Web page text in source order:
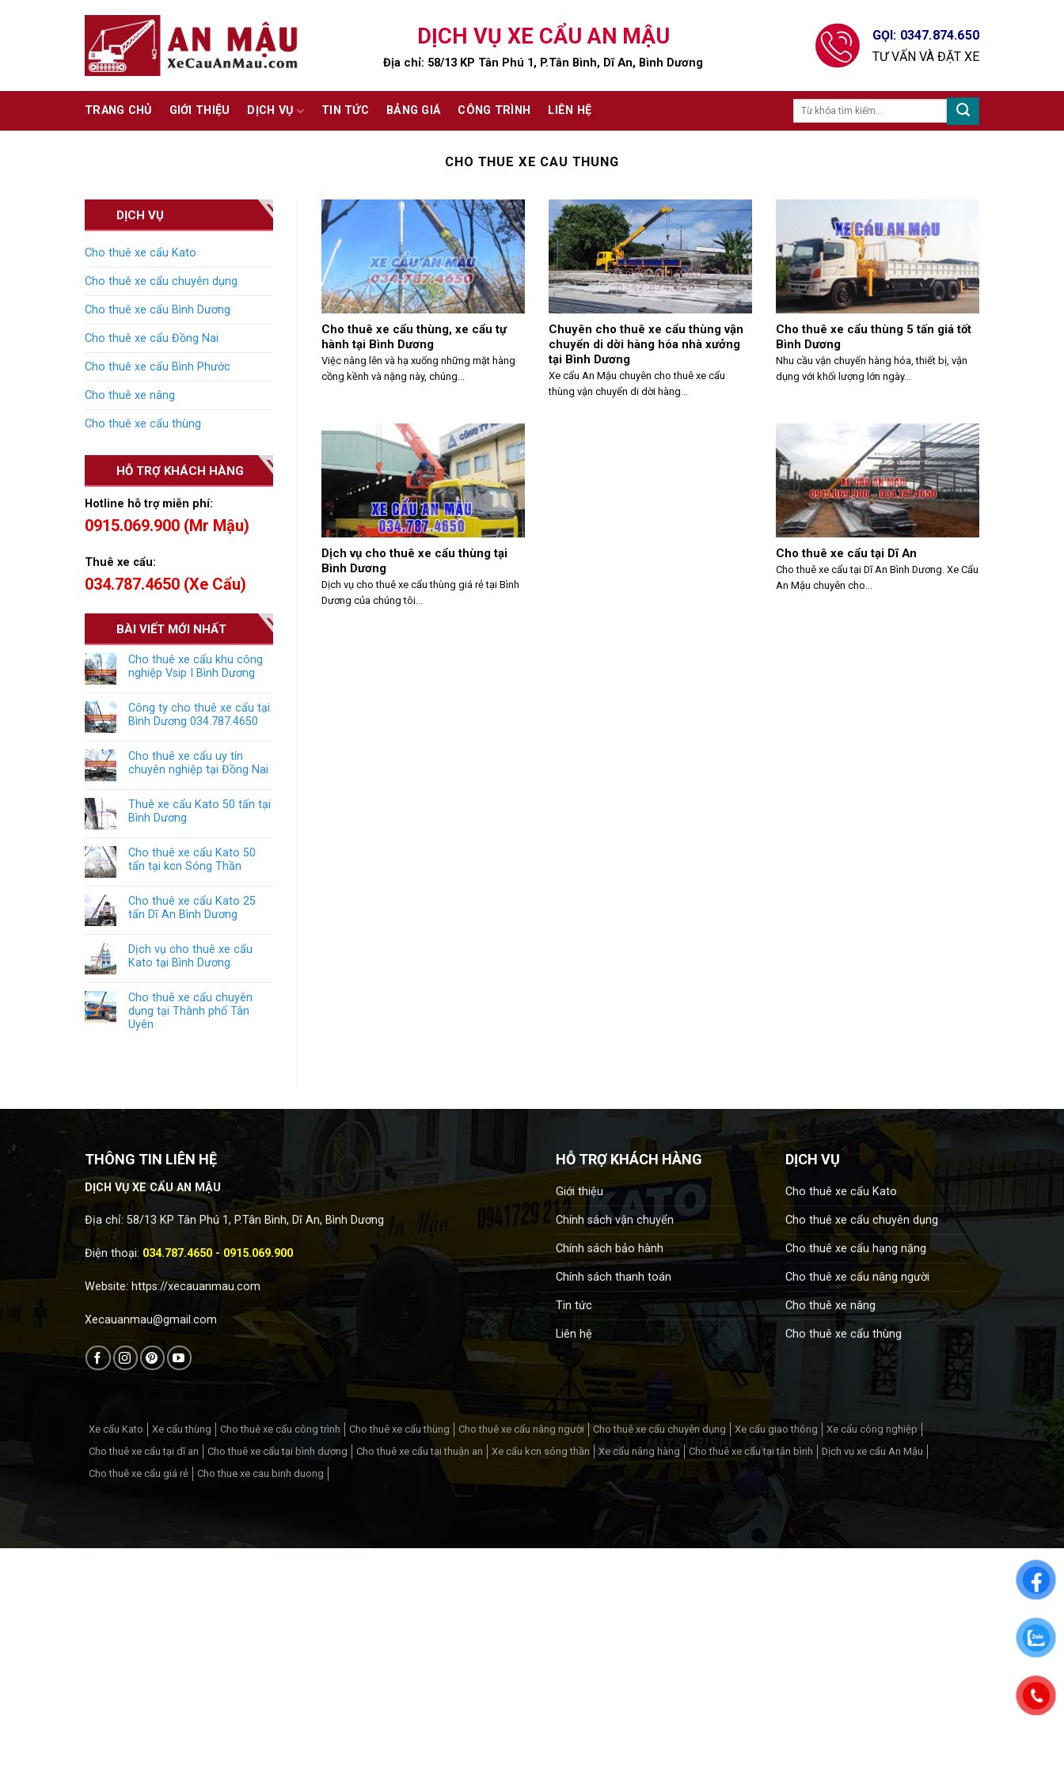
DỊCH VỤ XE CẨU AN MẬU
Địa chỉ: 58/13 KP Tân Phú 1, P.Tân Bình, Dĩ An, Bình Dương
GỌI: 0347.874.650
TƯ VẤN VÀ ĐẶT XE
TRANG CHỦ GIỚI THIỆU DỊCH VỤ TIN TỨC BẢNG GIÁ CÔNG TRÌNH LIÊN HỆ
CHO THUE XE CAU THUNG
DỊCH VỤ
Cho thuê xe cẩu Kato
Cho thuê xe cẩu chuyên dụng
Cho thuê xe cẩu Bình Dương
Cho thuê xe cẩu Đồng Nai
Cho thuê xe cẩu Bình Phước
Cho thuê xe nâng
Cho thuê xe cẩu thùng
HỖ TRỢ KHÁCH HÀNG
Hotline hỗ trợ miễn phí:
0915.069.900 (Mr Mậu)
Thuê xe cẩu:
034.787.4650 (Xe Cẩu)
BÀI VIẾT MỚI NHẤT
Cho thuê xe cẩu khu công
nghiệp Vsip I Bình Dương
Công ty cho thuê xe cẩu tại
Bình Dương 034.787.4650
Cho thuê xe cẩu uy tín
chuyên nghiệp tại Đồng Nai
Thuê xe cẩu Kato 50 tấn tại
Bình Dương
Cho thuê xe cẩu Kato 50
tấn tại kcn Sóng Thần
Cho thuê xe cẩu Kato 25
tấn Dĩ An Bình Dương
Dịch vụ cho thuê xe cẩu
Kato tại Bình Dương
Cho thuê xe cẩu chuyên
dụng tại Thành phố Tân
Uyên
Cho thuê xe cẩu thùng, xe cẩu tự
hành tại Bình Dương
Việc nâng lên và hạ xuống những mặt hàng
cồng kềnh và nặng này, chúng...
Chuyên cho thuê xe cẩu thùng vận
chuyển di dời hàng hóa nhà xưởng
tại Bình Dương
Xe cẩu An Mậu chuyên cho thuê xe cẩu
thùng vận chuyển di dời hàng...
Cho thuê xe cẩu thùng 5 tấn giá tốt
Bình Dương
Nhu cầu vận chuyển hàng hóa, thiết bị, vận
dụng với khối lượng lớn ngày...
Dịch vụ cho thuê xe cẩu thùng tại
Bình Dương
Dịch vụ cho thuê xe cẩu thùng giá rẻ tại Bình
Dương của chúng tôi...
Cho thuê xe cẩu tại Dĩ An
Cho thuê xe cẩu tại Dĩ An Bình Dương. Xe Cẩu
An Mậu chuyên cho...
THÔNG TIN LIÊN HỆ
DỊCH VỤ XE CẨU AN MẬU
Địa chỉ: 58/13 KP Tân Phú 1, P.Tân Bình, Dĩ An, Bình Dương
Điện thoại: 034.787.4650 - 0915.069.900
Website: https://xecauanmau.com
Xecauanmau@gmail.com
HỖ TRỢ KHÁCH HÀNG
Giới thiệu
Chính sách vận chuyển
Chính sách bảo hành
Chính sách thanh toán
Tin tức
Liên hệ
DỊCH VỤ
Cho thuê xe cẩu Kato
Cho thuê xe cẩu chuyên dụng
Cho thuê xe cẩu hạng nặng
Cho thuê xe cẩu nâng người
Cho thuê xe nâng
Cho thuê xe cẩu thùng
Xe cẩu Kato Xe cẩu thùng Cho thuê xe cẩu công trình Cho thuê xe cẩu thùng Cho thuê xe cẩu nâng người Cho thuê xe cẩu chuyên dụng Xe cẩu giao thông
Xe cẩu công nghiệp
Cho thuê xe cẩu tại dĩ an
Cho thuê xe cẩu tại bình dương Cho thuê xe cẩu tại thuận an Xe cẩu kcn sóng thần Xe cẩu nâng hàng Cho thuê xe cẩu tại tân bình
Dịch vụ xe cẩu An Mậu
Cho thuê xe cẩu giá rẻ
Cho thue xe cau binh duong